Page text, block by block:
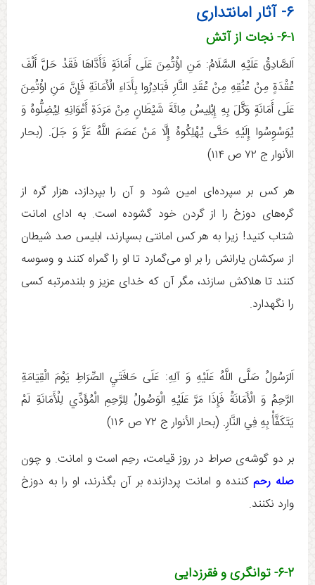
۶- آثار امانتداری
۶-۱- نجات از آتش
اَلصَّادِقُ عَلَيْهِ السَّلَامُ: مَنِ اؤْتُمِنَ عَلَى أَمَانَةٍ فَأَدَّاهَا فَقَدْ حَلَّ أَلْفَ
عُقْدَةٍ مِنْ عُنُقِهِ مِنْ عُقَدِ النَّارِ فَبَادِرُوا بِأَدَاءِ الْأَمَانَةِ فَإِنَّ مَنِ اؤْتُمِنَ
عَلَى أَمَانَةٍ وَكَّلَ بِهِ إِبْلِيسُ مِائَةَ شَيْطَانٍ مِنْ مَرَدَةِ أَعْوَانِهِ لِيُضِلُّوهُ وَ
يُوَسْوِسُوا إِلَيْهِ حَتَّى يُهْلِكُوهُ إِلَّا مَنْ عَصَمَ اللَّهُ عَزَّ وَ جَلَ‏. (بحار
الأنوار ج ‏۷۲ ص ۱۱۴)
هر کس بر سپرده‌ای امین شود و آن را بپردازد، هزار گره از
گره‌های دوزخ را از گردن خود گشوده است. به ادای امانت
شتاب کنید! زیرا به هر کس امانتی بسپارند، ابلیس صد شیطان
از سرکشان یارانش را بر او می‌گمارد تا او را گمراه کنند و وسوسه
کنند تا هلاکش سازند، مگر آن که خدای عزیز و بلندمرتبه کسی
را نگهدارد.
اَلرَسُولُ صَلَّى اللَّهُ عَلَيْهِ وَ آلِهِ:‏‏ عَلَى حَافَتَيِ الصِّرَاطِ يَوْمَ الْقِيَامَةِ
الرَّحِمُ وَ الْأَمَانَةُ فَإِذَا مَرَّ عَلَيْهِ الْوَصُولُ لِلرَّحِمِ الْمُؤَدِّي لِلْأَمَانَةِ لَمْ
يَتَكَفَّأْ بِهِ فِي النَّارِ. (بحار الأنوار ج ‏۷۲ ص ۱۱۶)
بر دو گوشه‌ی صراط در روز قیامت، رحِم است و امانت. و چون
صله رحمکننده و امانت پردازنده بر آن بگذرند، او را به دوزخ
وارد نکنند.
۶-۲- توانگری و فقرزدایی